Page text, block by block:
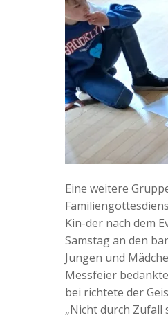
Eine weitere
Kin-der nach dem
Samstag an den
Jungen und
Messfeier
bei richtete der
„Nicht durch Zufall